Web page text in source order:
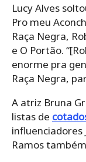
Lucy Alves
Pro meu
Raça Negra,
e O Portão.
enorme pra
Raça Negra,
A atriz Bruna
listas de
influenciadores
Ramos